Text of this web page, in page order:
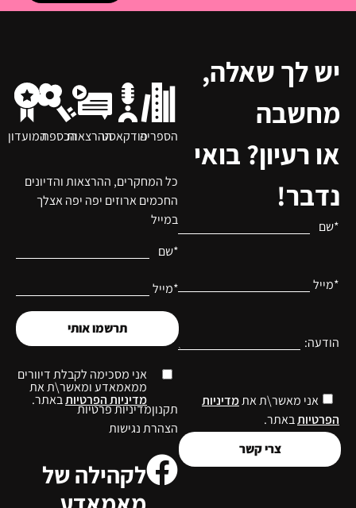
יש לך שאלה,
מחשבה
או רעיון? בואי
נדבר!
*שם
*מייל
הודעה:
אני מאשר\ת אתמדיניות
הפרטיותבאתר.
צרי קשר
כל המחקרים, ההרצאות והדיונים
החכמים ארוזים יפה יפה אצלך
במייל
*שם
*מייל
אני מסכימה לקבלת דיוורים
ממאמאדע ומאשר\ת את
מדיניות הפרטיותבאתר.
תרשמו אותי
הספריהפודקאסטההרצאותהכספתהמועדון
תקנוןמדיניות פרטיות
הצהרת נגישות
לקהילה של